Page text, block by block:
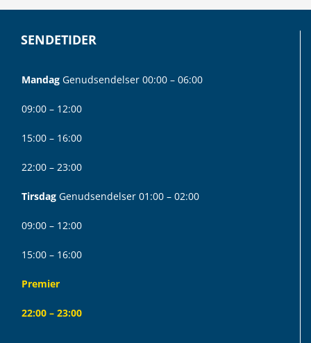
SENDETIDER
Mandag Genudsendelser 00:00 – 06:00
09:00 – 12:00
15:00 – 16:00
22:00 – 23:00
Tirsdag Genudsendelser 01:00 – 02:00
09:00 – 12:00
15:00 – 16:00
Premier
22:00 – 23:00